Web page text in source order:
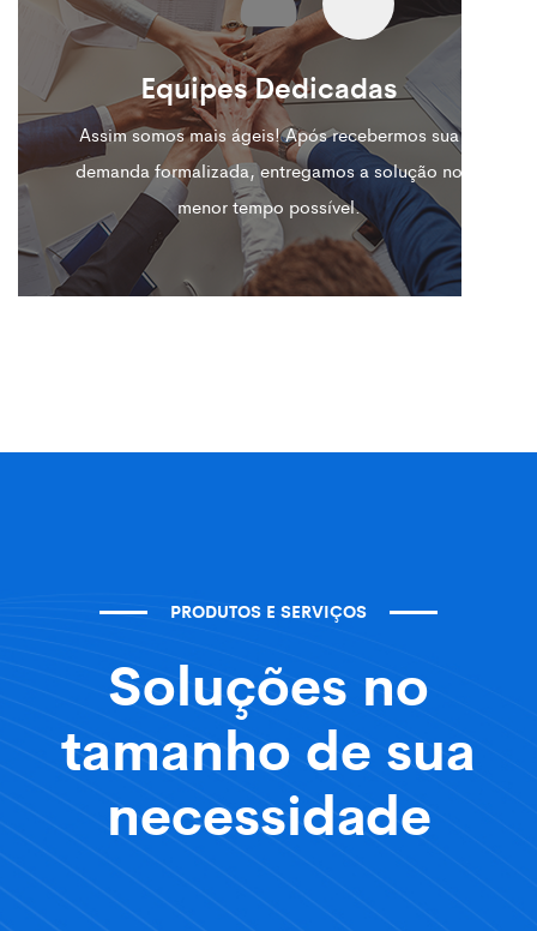
Equipes Dedicadas
Assim somos mais ágeis! Após recebermos sua
demanda formalizada, entregamos a solução no
menor tempo possível.
PRODUTOS E SERVIÇOS
Soluções no
tamanho de sua
necessidade